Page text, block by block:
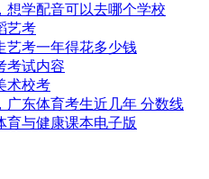
想学配音可以去哪个学校
艺考
艺考一年得花多少钱
考试内容
术校考
广东体育考生近几年 分数线
育与健康课本电子版